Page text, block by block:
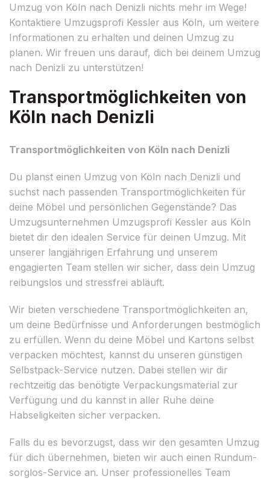
Umzug von Köln nach Denizli nichts mehr im Wege!
Kontaktiere Umzugsprofi Kessler aus Köln, um weitere
Informationen zu erhalten und deinen Umzug zu
planen. Wir freuen uns darauf, dich bei deinem Umzug
nach Denizli zu unterstützen!
Transportmöglichkeiten von
Köln nach Denizli
Transportmöglichkeiten von Köln nach Denizli
Du planst einen Umzug von Köln nach Denizli und
suchst nach passenden Transportmöglichkeiten für
deine Möbel und persönlichen Gegenstände? Das
Umzugsunternehmen Umzugsprofi Kessler aus Köln
bietet dir den idealen Service für deinen Umzug. Mit
unserer langjährigen Erfahrung und unserem
engagierten Team stellen wir sicher, dass dein Umzug
reibungslos und stressfrei abläuft.
Wir bieten verschiedene Transportmöglichkeiten an,
um deine Bedürfnisse und Anforderungen bestmöglich
zu erfüllen. Wenn du deine Möbel und Kartons selbst
verpacken möchtest, kannst du unseren günstigen
Selbstpack-Service nutzen. Dabei stellen wir dir
rechtzeitig das benötigte Verpackungsmaterial zur
Verfügung und du kannst in aller Ruhe deine
Habseligkeiten sicher verpacken.
Falls du es bevorzugst, dass wir den gesamten Umzug
für dich übernehmen, bieten wir auch einen Rundum-
sorglos-Service an. Unser professionelles Team